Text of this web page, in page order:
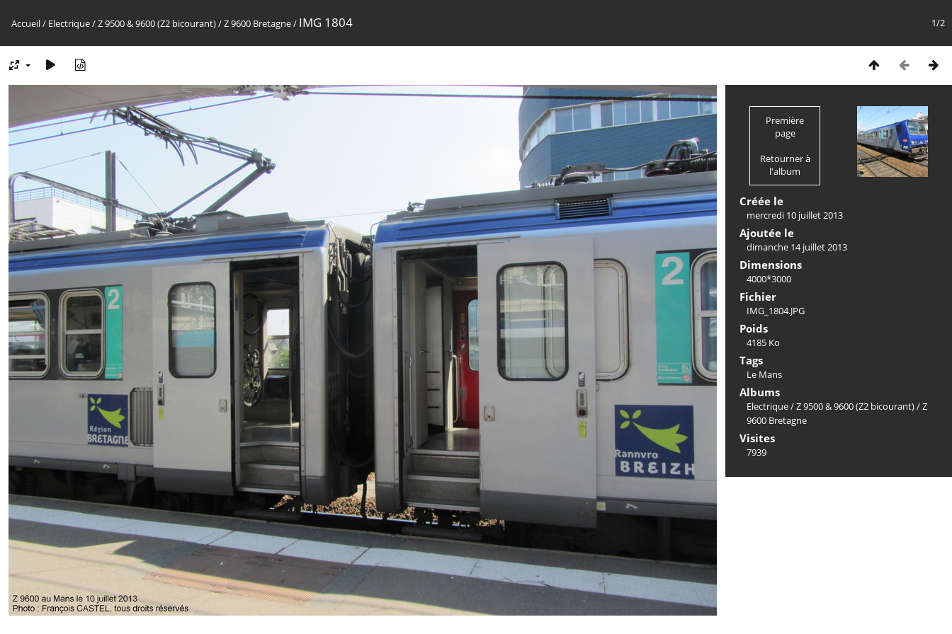
1/2
Accueil/ Electrique/Z 9500 & 9600 (Z2 bicourant)/Z 9600 Bretagne/ IMG 1804
Première
page
Retourner à
l'album
Créée le
mercredi 10 juillet 2013
Ajoutée le
dimanche 14 juillet 2013
Dimensions
4000*3000
Fichier
IMG_1804.JPG
Poids
4185 Ko
Tags
Le Mans
Albums
Electrique/Z 9500 & 9600 (Z2 bicourant)/Z
9600 Bretagne
Visites
7939